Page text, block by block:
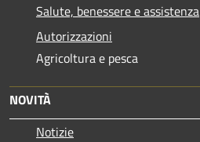
Salute, benessere e assistenza
Autorizzazioni
Agricoltura e pesca
NOVITÀ
Notizie